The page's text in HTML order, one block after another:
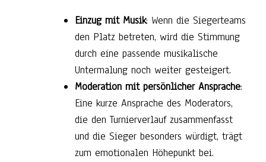
Einzug mit Musik: Wenn die Siegerteams
den Platz betreten, wird die Stimmung
durch eine passende musikalische
Untermalung noch weiter gesteigert.
Moderation mit persönlicher Ansprache:
Eine kurze Ansprache des Moderators,
die den Turnierverlauf zusammenfasst
und die Sieger besonders würdigt, trägt
zum emotionalen Höhepunkt bei.